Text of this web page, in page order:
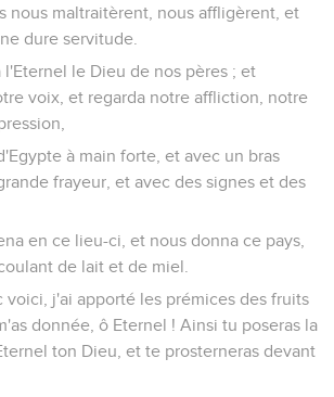
nous maltraitèrent, nous affligèrent, et
dure servitude.
l'Eternel le Dieu de nos pères ; et
voix, et regarda notre affliction, notre
à main forte, et avec un bras
frayeur, et avec des signes et des
en ce lieu-ci, et nous donna ce pays,
de lait et de miel.
voici, j'ai apporté les prémices des fruits
donnée, ô Eternel ! Ainsi tu poseras la
ton Dieu, et te prosterneras devant